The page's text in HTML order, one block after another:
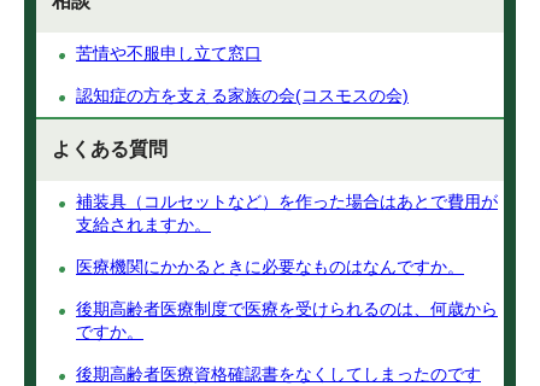
苦情や不服申し立て窓口
認知症の方を支える家族の会(コスモスの会)
よくある質問
補装具（コルセットなど）を作った場合はあとで費用が
支給されますか。
医療機関にかかるときに必要なものはなんですか。
後期高齢者医療制度で医療を受けられるのは、何歳から
ですか。
後期高齢者医療資格確認書をなくしてしまったのです